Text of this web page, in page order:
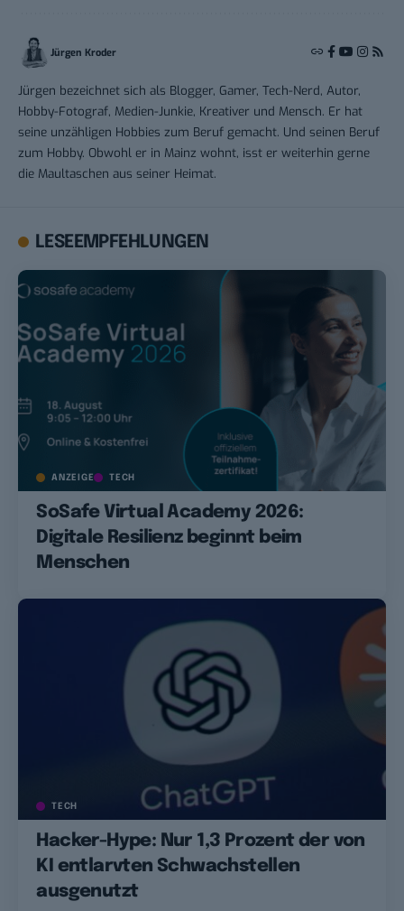
Jürgen Kroder
Jürgen bezeichnet sich als Blogger, Gamer, Tech-Nerd, Autor,
Hobby-Fotograf, Medien-Junkie, Kreativer und Mensch. Er hat
seine unzähligen Hobbies zum Beruf gemacht. Und seinen Beruf
zum Hobby. Obwohl er in Mainz wohnt, isst er weiterhin gerne
die Maultaschen aus seiner Heimat.
LESEEMPFEHLUNGEN
ANZEIGE TECH
SoSafe Virtual Academy 2026:
Digitale Resilienz beginnt beim
Menschen
TECH
Hacker-Hype: Nur 1,3 Prozent der von
KI entlarvten Schwachstellen
ausgenutzt